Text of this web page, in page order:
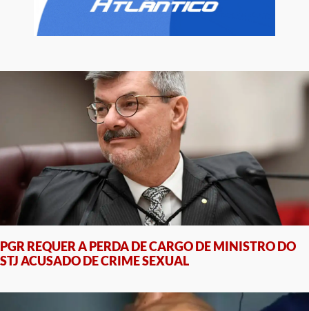
PGR REQUER A PERDA DE CARGO DE MINISTRO DO
STJ ACUSADO DE CRIME SEXUAL